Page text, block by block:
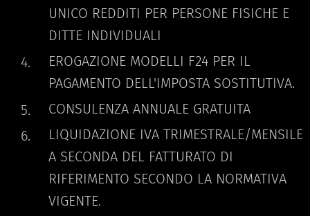
UNICO REDDITI PER PERSONE FISICHE E
DITTE INDIVIDUALI
EROGAZIONE MODELLI F24 PER IL
PAGAMENTO DELL'IMPOSTA SOSTITUTIVA.
CONSULENZA ANNUALE GRATUITA
LIQUIDAZIONE IVA TRIMESTRALE/MENSILE
A SECONDA DEL FATTURATO DI
RIFERIMENTO SECONDO LA NORMATIVA
VIGENTE.